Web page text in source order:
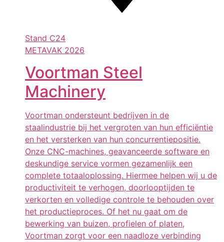
Stand C24
METAVAK 2026
Voortman Steel
Machinery
Voortman ondersteunt bedrijven in de
staalindustrie bij het vergroten van hun efficiëntie
en het versterken van hun concurrentiepositie.
Onze CNC-machines, geavanceerde software en
deskundige service vormen gezamenlijk een
complete totaaloplossing. Hiermee helpen wij u de
productiviteit te verhogen, doorlooptijden te
verkorten en volledige controle te behouden over
het productieproces. Of het nu gaat om de
bewerking van buizen, profielen of platen,
Voortman zorgt voor een naadloze verbinding